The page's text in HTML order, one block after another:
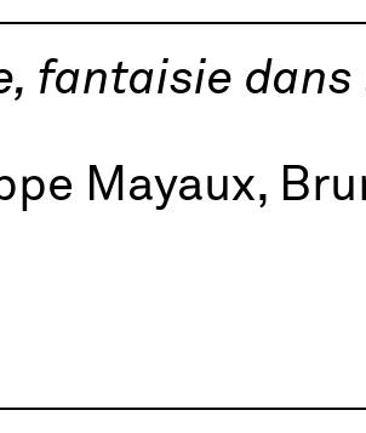
fantaisie dans
Mayaux,